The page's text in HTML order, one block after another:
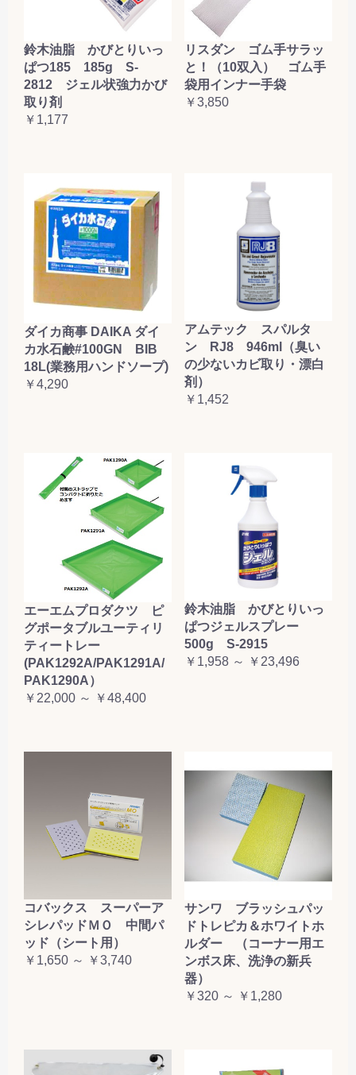
鈴木油脂 かびとりいっ
ぱつ185 185g S-
2812 ジェル状強力かび
取り剤
￥1,177
リスダン ゴム手サラッ
と！（10双入） ゴム手
袋用インナー手袋
￥3,850
ダイカ商事 DAIKA ダイ
カ水石鹸#100GN BIB
18L(業務用ハンドソープ)
￥4,290
アムテック スパルタ
ン RJ8 946ml（臭い
の少ないカビ取り・漂白
剤）
￥1,452
エーエムプロダクツ ピ
グポータブルユーティリ
ティートレー
(PAK1292A/PAK1291A/
PAK1290A）
￥22,000 ～ ￥48,400
鈴木油脂 かびとりいっ
ぱつジェルスプレー
500g S-2915
￥1,958 ～ ￥23,496
コバックス スーパーア
シレパッドＭＯ 中間パ
ッド（シート用）
￥1,650 ～ ￥3,740
サンワ ブラッシュパッ
ドトレピカ＆ホワイトホ
ルダー （コーナー用エ
ンボス床、洗浄の新兵
器）
￥320 ～ ￥1,280